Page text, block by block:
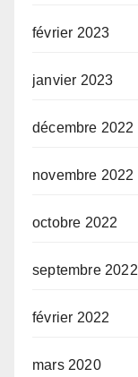
février 2023
janvier 2023
décembre 2022
novembre 2022
octobre 2022
septembre 2022
février 2022
mars 2020